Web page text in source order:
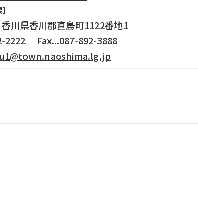
川県香川郡直島町1122番地1
2222 Fax...087-892-3888